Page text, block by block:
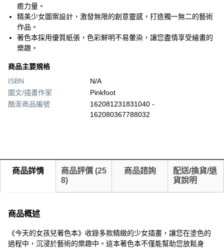
癒力量。
精美少女圖案設計，激發無限的創意靈感，打造獨一無二的藝術
作品。
著色本採用優質紙張，色彩鮮明不易暈染，讓您盡情享受繪畫的
樂趣。
商品主要規格
ISBN
N/A
圖文/插畫作家
Pinkfoot
酷澎商品編號
162081231831040 -
162080367788032
商品詳情 商品評價 (25
8)
商品諮詢
配送/換貨/退
貨說明
商品概述
《今天的女孩兒著色本》收錄多款精緻的少女插畫，讓您在塗色的
過程中，沉浸於藝術的樂趣中。這本著色本不僅能幫助您放鬆身